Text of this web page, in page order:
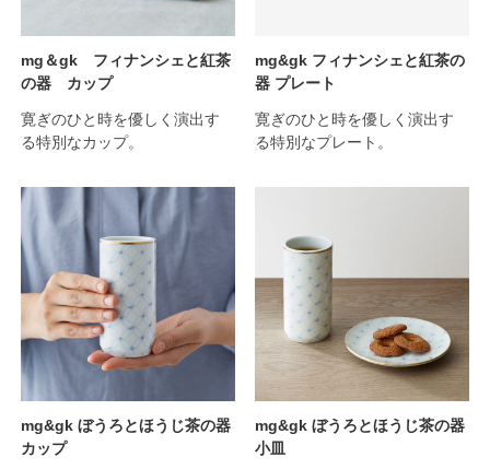
寛ぎのひと時を優しく演出す
る特別なカップ。
mg＆gk フィナンシェと紅茶
の器 カップ
寛ぎのひと時を優しく演出す
る特別なプレート。
mg&gk フィナンシェと紅茶の
器 プレート
mg&gk ぼうろとほうじ茶の器
カップ
mg&gk ぼうろとほうじ茶の器
小皿